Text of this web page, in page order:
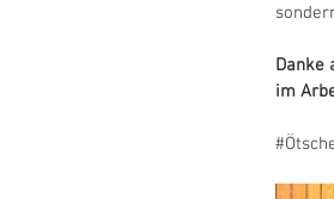
Danke
im